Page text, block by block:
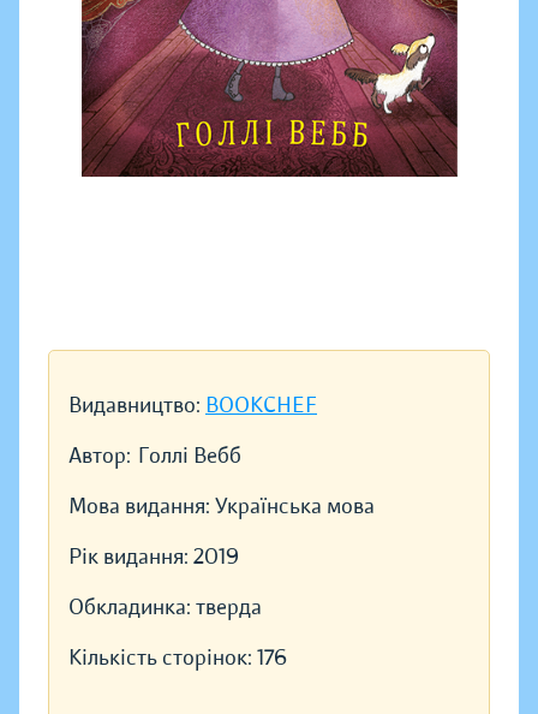
Видавництво: BOOKCHEF
Автор: Голлі Вебб
Мова видання: Українська мова
Рік видання: 2019
Обкладинка: тверда
Кількість сторінок: 176